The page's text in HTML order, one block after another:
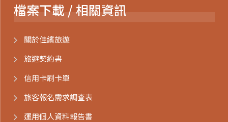
檔案下載 / 相關資訊
關於佳繽旅遊
旅遊契約書
信用卡刷卡單
旅客報名需求調查表
運用個人資料報告書